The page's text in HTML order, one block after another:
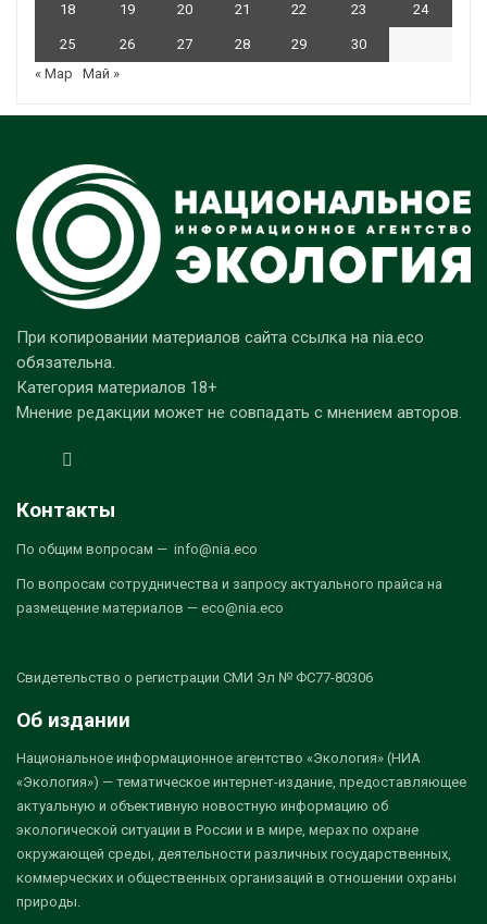
18 19 20 21 22 23 24
25 26 27 28 29
30
« Мар
Май »
При копировании материалов сайта ссылка на nia.eco
обязательна.
Категория материалов 18+
Мнение редакции может не совпадать с мнением авторов.
Контакты
По общим вопросам — info@nia.eco
По вопросам сотрудничества и запросу актуального прайса на
размещение материалов — eco@nia.eco
Свидетельство о регистрации СМИ Эл № ФС77-80306
Об издании
Национальное информационное агентство «Экология» (НИА
«Экология») — тематическое интернет-издание, предоставляющее
актуальную и объективную новостную информацию об
экологической ситуации в России и в мире, мерах по охране
окружающей среды, деятельности различных государственных,
коммерческих и общественных организаций в отношении охраны
природы.